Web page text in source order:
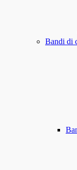
Bandi di